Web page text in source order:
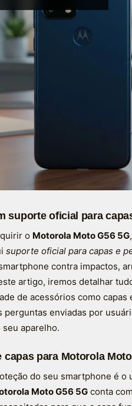
suporte oficial para
o Motorola Moto G56 5G
suporte oficial para capas e
contra impactos,
artigo, iremos detalhar
de acessórios como capas
enviadas por
aparelho.
para Motorola
do seu smartphone é
Moto G56 5G conta